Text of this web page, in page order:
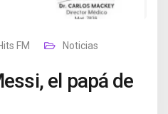
FM Noticias
el papá de